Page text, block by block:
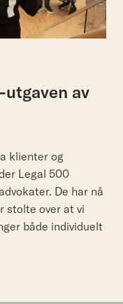
av
klienter og
Legal 500
De har nå
stolte over at vi
både individuelt